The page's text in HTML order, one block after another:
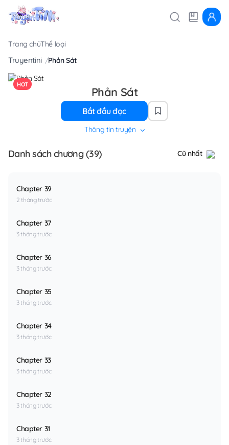
Trang chủThể loại
Truyentini Phản Sát
HOT
Phản Sát
Bắt đầu đọc
Thông tin truyện
Danh sách chương (39) Cũ nhất
Chapter 39
2 tháng trước
Chapter 37
3 tháng trước
Chapter 36
3 tháng trước
Chapter 35
3 tháng trước
Chapter 34
3 tháng trước
Chapter 33
3 tháng trước
Chapter 32
3 tháng trước
Chapter 31
3 tháng trước